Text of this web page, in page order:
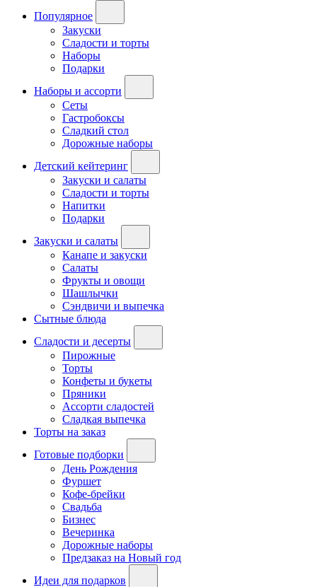
Популярное
Закуски
Сладости и торты
Наборы
Подарки
Наборы и ассорти
Сеты
Гастробоксы
Сладкий стол
Дорожные наборы
Детский кейтеринг
Закуски и салаты
Сладости и торты
Напитки
Подарки
Закуски и салаты
Канапе и закуски
Салаты
Фрукты и овощи
Шашлычки
Сэндвичи и выпечка
Сытные блюда
Сладости и десерты
Пирожные
Торты
Конфеты и букеты
Пряники
Ассорти сладостей
Сладкая выпечка
Торты на заказ
Готовые подборки
День Рождения
Фуршет
Кофе-брейки
Свадьба
Бизнес
Вечеринка
Дорожные наборы
Предзаказ на Новый год
Идеи для подарков